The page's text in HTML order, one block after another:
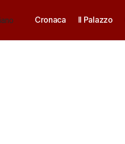
Cronaca Il Palazzo